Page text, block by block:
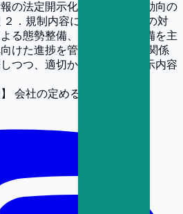
の法定開示化にかかる規制動向の
．規制内容に応じたMUFGの対
る態勢整備、内部統制の整備を主
けた進捗を管理 ３．社内の関係
つつ、適切かつ効果的な開示内容
会社の定める業務